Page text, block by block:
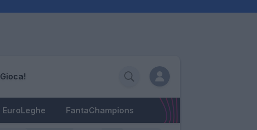
Gioca!
EuroLeghe FantaChampions